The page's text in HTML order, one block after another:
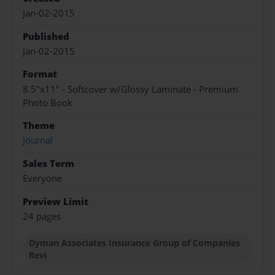
Jan-02-2015
Published
Jan-02-2015
Format
8.5"x11" - Softcover w/Glossy Laminate - Premium
Photo Book
Theme
Journal
Sales Term
Everyone
Preview Limit
24 pages
Dyman Associates Insurance Group of Companies
Revi